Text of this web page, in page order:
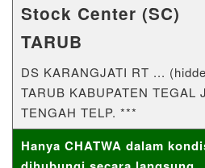
Stock Center (SC)
TARUB
DS KARANGJATI RT ...
TARUB KABUPATEN TEGAL
TENGAH TELP. ***
Hanya CHATWA dalam